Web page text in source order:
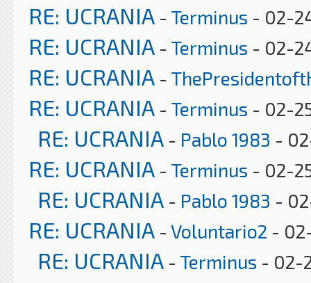
RE: UCRANIA - Terminus - 02-
RE: UCRANIA - Terminus - 02-
RE: UCRANIA -
RE: UCRANIA - Terminus - 02-
RE: UCRANIA - Pablo 1983 -
RE: UCRANIA - Terminus - 02-
RE: UCRANIA - Pablo 1983 -
RE: UCRANIA - Voluntario2 -
RE: UCRANIA - Terminus - 02-